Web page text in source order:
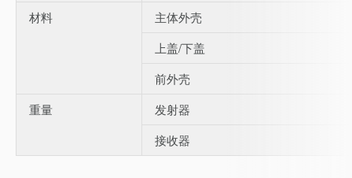
材料
主体外壳
上盖/下盖
前外壳
重量
发射器
接收器